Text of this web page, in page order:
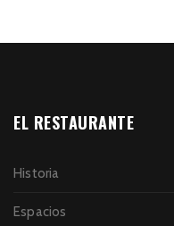
EL RESTAURANTE
Historia
Espacios